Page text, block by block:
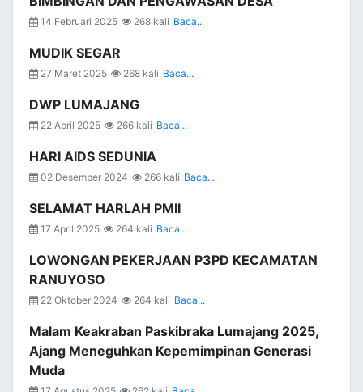
14 Februari 2025 268 kali Baca...
MUDIK SEGAR
27 Maret 2025 268 kali Baca...
DWP LUMAJANG
22 April 2025 266 kali Baca...
HARI AIDS SEDUNIA
02 Desember 2024 266 kali Baca...
SELAMAT HARLAH PMII
17 April 2025 264 kali Baca...
LOWONGAN PEKERJAAN P3PD KECAMATAN
RANUYOSO
22 Oktober 2024 264 kali Baca...
Malam Keakraban Paskibraka Lumajang 2025,
Ajang Meneguhkan Kepemimpinan Generasi
Muda